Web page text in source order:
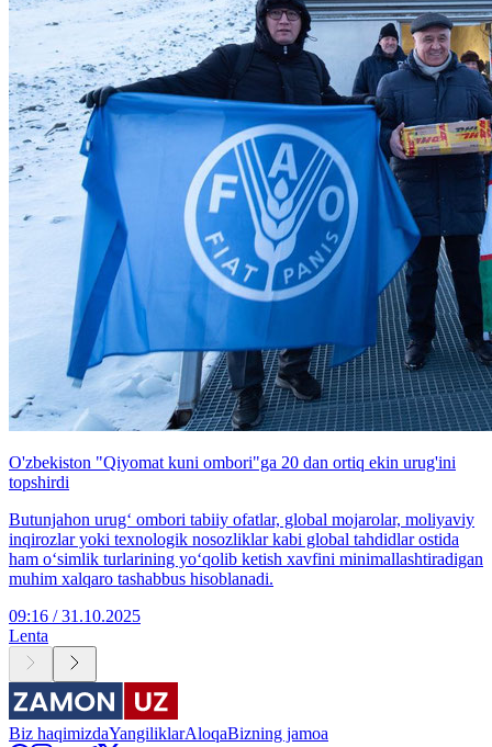
O'zbekiston "Qiyomat kuni ombori"ga 20 dan ortiq ekin urug'ini
topshirdi
Butunjahon urugʻ ombori tabiiy ofatlar, global mojarolar, moliyaviy
inqirozlar yoki texnologik nosozliklar kabi global tahdidlar ostida
ham oʻsimlik turlarining yoʻqolib ketish xavfini minimallashtiradigan
muhim xalqaro tashabbus hisoblanadi.
09:16 / 31.10.2025
Lenta
Biz haqimizdaYangiliklarAloqaBizning jamoa